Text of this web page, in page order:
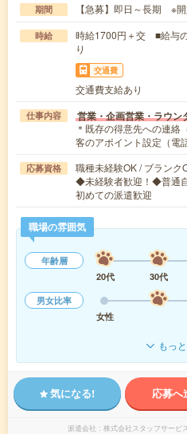
期間 【急募】即日～長期 ※
時給
時給1700円＋交 ■給与
り
交通費
交通費支給あり
仕事内容 営業・企画営業・ラウン
＊既存の得意先への連絡
客のアポイント設定（
応募資格
職種未経験OK / ブランク
◆未経験者歓迎！◆普通
初めての派遣歓迎
職場の雰囲気
年齢層
20代
30代
男女比率
女性
もっ
気になる! 応募へ
派遣会社 株式会社スタッフサービ